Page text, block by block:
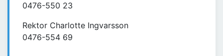
0476-550 23
Rektor Charlotte Ingvarsson
0476-554 69